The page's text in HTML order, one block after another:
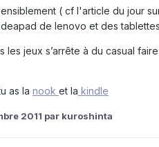
( cf l'article du jour
de lenovo et des
les jeux s’arrête à du casual
as la nook et la kindle
2011 par kuroshinta